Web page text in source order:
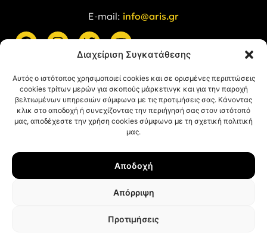
Διαχείριση Συγκατάθεσης
Αυτός ο ιστότοπος χρησιμοποιεί cookies και σε ορισμένες περιπτώσεις
cookies τρίτων μερών για σκοπούς μάρκετινγκ και για την παροχή
βελτιωμένων υπηρεσιών σύμφωνα με τις προτιμήσεις σας. Κάνοντας
κλικ στο αποδοχή ή συνεχίζοντας την περιήγησή σας στον ιστότοπό
μας, αποδέχεστε την χρήση cookies σύμφωνα με τη σχετική πολιτική
μας.
Αποδοχή
Απόρριψη
Προτιμήσεις
E-mail: info@aris.gr
Όροι Χρήσης
Πολιτική Cookies
© ΑΡΗΣ Α.Σ. All rights reserved.